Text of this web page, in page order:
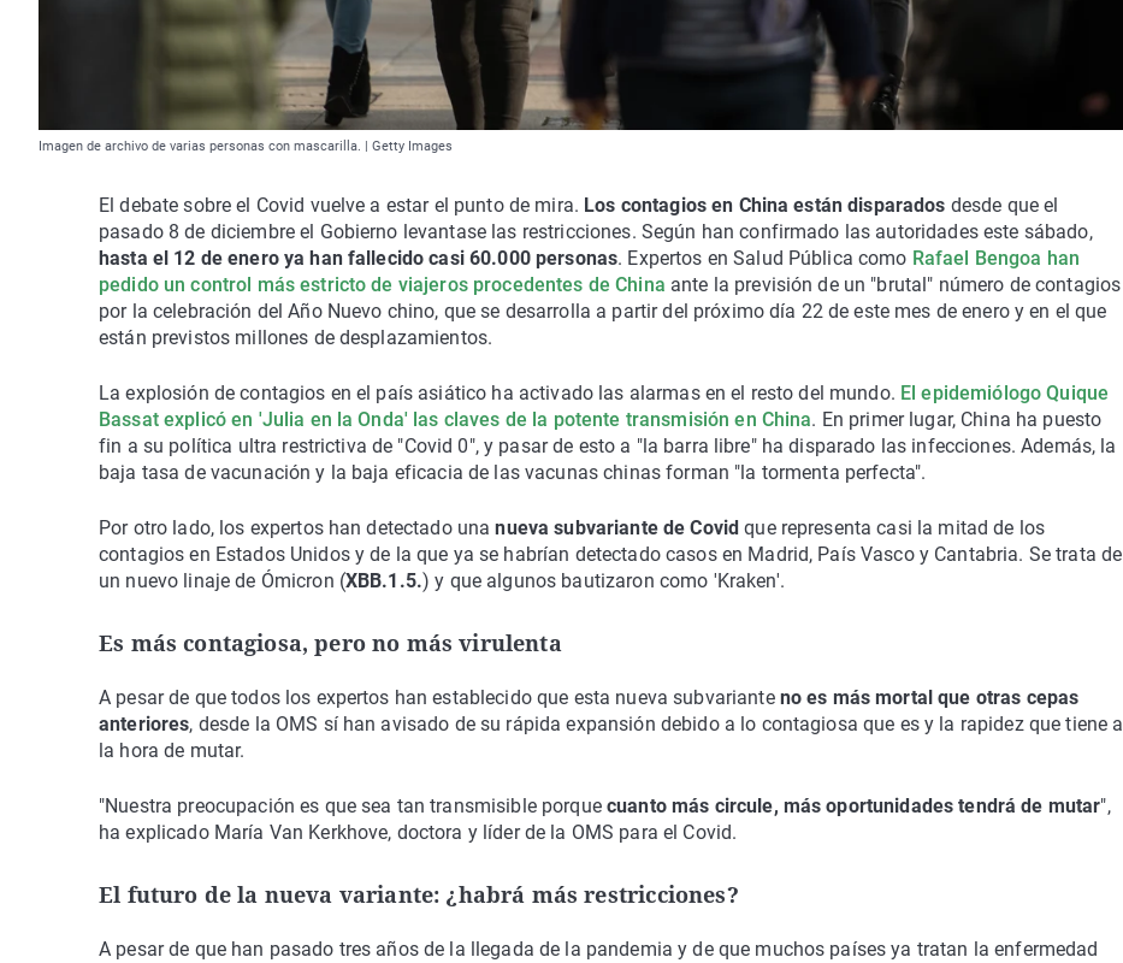
Imagen de archivo de varias personas con mascarilla. | Getty Images
El debate sobre el Covid vuelve a estar el punto de mira. Los contagios en China están disparados desde que el
pasado 8 de diciembre el Gobierno levantase las restricciones. Según han confirmado las autoridades este sábado,
hasta el 12 de enero ya han fallecido casi 60.000 personas. Expertos en Salud Pública como Rafael Bengoa han
pedido un control más estricto de viajeros procedentes de China ante la previsión de un "brutal" número de contagios
por la celebración del Año Nuevo chino, que se desarrolla a partir del próximo día 22 de este mes de enero y en el que
están previstos millones de desplazamientos.
La explosión de contagios en el país asiático ha activado las alarmas en el resto del mundo. El epidemiólogo Quique
Bassat explicó en 'Julia en la Onda' las claves de la potente transmisión en China. En primer lugar, China ha puesto
fin a su política ultra restrictiva de "Covid 0", y pasar de esto a "la barra libre" ha disparado las infecciones. Además, la
baja tasa de vacunación y la baja eficacia de las vacunas chinas forman "la tormenta perfecta".
Por otro lado, los expertos han detectado unanueva subvariante de Covidque representa casi la mitad de los
contagios en Estados Unidos y de la que ya se habrían detectado casos en Madrid, País Vasco y Cantabria. Se trata de
un nuevo linaje de Ómicron (XBB.1.5.) y que algunos bautizaron como 'Kraken'.
Es más contagiosa, pero no más virulenta
A pesar de que todos los expertos han establecido que esta nueva subvariante no es más mortal que otras cepas
anteriores, desde la OMS sí han avisado de su rápida expansión debido a lo contagiosa que es y la rapidez que tiene a
la hora de mutar.
"Nuestra preocupación es que sea tan transmisible porque cuanto más circule, más oportunidades tendrá de mutar",
ha explicado María Van Kerkhove, doctora y líder de la OMS para el Covid.
El futuro de la nueva variante: ¿habrá más restricciones?
A pesar de que han pasado tres años de la llegada de la pandemia y de que muchos países ya tratan la enfermedad